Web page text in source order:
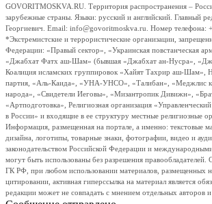
GOVORITMOSKVA.RU. Территория распространения –
зарубежные страны. Языки: русский и английский. Главный
Георгиевич. Email: info@govoritmoskva.ru. Номер телефона:
*Экстремистские и террористические организации,
Федерации: «Правый сектор», «Украинская повстанческая
«Джабхат Фатх аш-Шам» (бывшая «Джабхат ан-Нусра»,
Коалиция исламских группировок «Хайят Тахрир аш-Шам»,
партия, «Аль-Каида», «УНА-УНСО», «Талибан», «Меджлис
народа», «Свидетели Иеговы», «Мизантропик Дивижн»,
«Артподготовка», Религиозная организация
в России» и входящие в ее структуру местные религиозные
Информация, размещенная на портале, а именно: текстовые
дизайна, логотипы, товарные знаки, фотографии, видео и
законодательством Российской Федерации и
могут быть использованы без разрешения правообладателей.
ГК РФ, при любом использовании материалов, размещенных
цитировании, активная гиперссылка на материал является
редакции может не совпадать с мнением отдельных авторов и